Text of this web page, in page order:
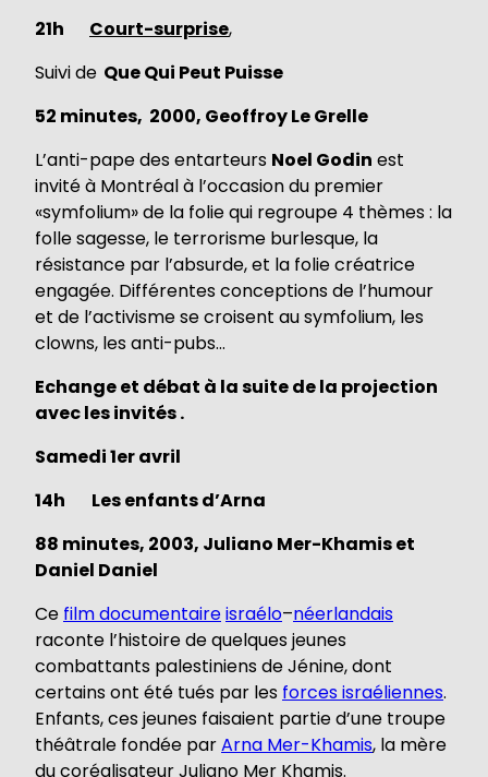
21h
Court-surprise,
Suivi de Que Qui Peut Puisse
52 minutes, 2000, Geoffroy Le Grelle
L’anti-pape des entarteurs Noel Godin est
invité à Montréal à l’occasion du premier
«symfolium» de la folie qui regroupe 4 thèmes : la
folle sagesse, le terrorisme burlesque, la
résistance par l’absurde, et la folie créatrice
engagée. Différentes conceptions de l’humour
et de l’activisme se croisent au symfolium, les
clowns, les anti-pubs…
Echange et débat à la suite de la projection
avec les invités .
Samedi 1er avril
14h
Les enfants d’Arna
88 minutes, 2003, Juliano Mer-Khamis et
Daniel Daniel
Ce film documentaireisraélo–néerlandais
raconte l’histoire de quelques jeunes
combattants palestiniens de Jénine, dont
certains ont été tués par les forces israéliennes.
Enfants, ces jeunes faisaient partie d’une troupe
théâtrale fondée parArna Mer-Khamis, la mère
du coréalisateur Juliano Mer Khamis.